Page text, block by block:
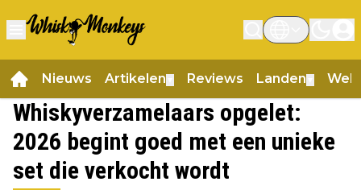
Nieuws Artikelen Reviews Landen
Whiskyverzamelaars opgelet:
2026 begint goed met een unieke
set die verkocht wordt